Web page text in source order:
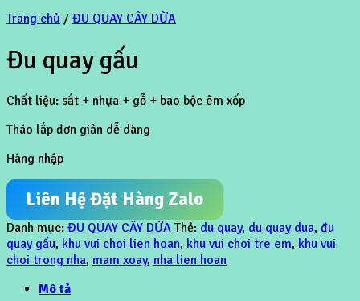
Trang chủ / ĐU QUAY CÂY DỪA
Đu quay gấu
Chất liệu: sắt + nhựa + gỗ + bao bộc êm xốp
Tháo lắp đơn giản dễ dàng
Hàng nhập
Liên Hệ Đặt Hàng Zalo
Danh mục: ĐU QUAY CÂY DỪA Thẻ: du quay, du quay dua, đu
quay gấu, khu vui choi lien hoan, khu vui choi tre em, khu vui
choi trong nha, mam xoay, nha lien hoan
Mô tả